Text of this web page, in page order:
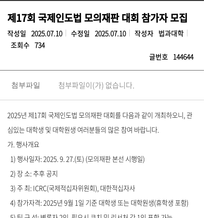
제17회 국제인도법 모의재판 대회 참가자 모집
작성일 2025.07.10 수정일 2025.07.10 작성자 법과대학
조회수 734
글번호 144644
첨부파일 첨부파일이(가) 없습니다.
2025년 제17회 국제인도법 모의재판 대회를 다음과 같이 개최하오니, 관
심있는 대학생 및 대학원생 여러분들의 많은 참여 바랍니다.
가. 행사개요
1) 행사일자: 2025. 9. 27.(토) (모의재판 본선 시행일)
2) 장 소: 추후 공지
3) 주 최: ICRC(국제적십자위원회), 대한적십자사
4) 참가자격: 2025년 9월 1일 기준 대학생 또는 대학원생(휴학생 포함)